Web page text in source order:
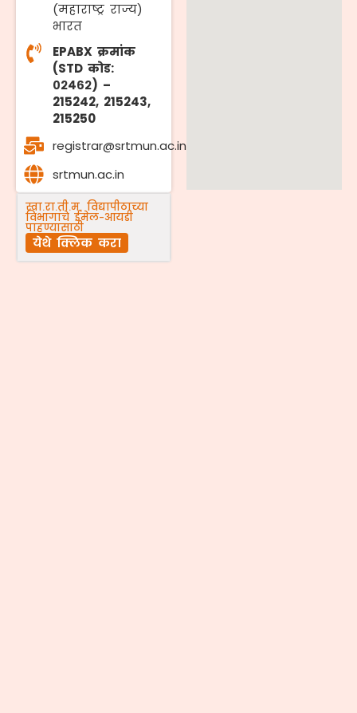
(महाराष्ट्र राज्य)
भारत
EPABX क्रमांक
(STD कोड:
०२४६२) –
215242, 215243,
215250
registrar@srtmun.ac.in
srtmun.ac.in
स्वा.रा.ती.म. विद्यापीठाच्या
विभागांचे ईमेल-आयडी
पाहण्यासाठी
येथे क्लिक करा